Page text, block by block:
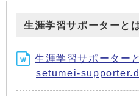
生涯学習サポーターと
生涯学習サポーター
setumei-